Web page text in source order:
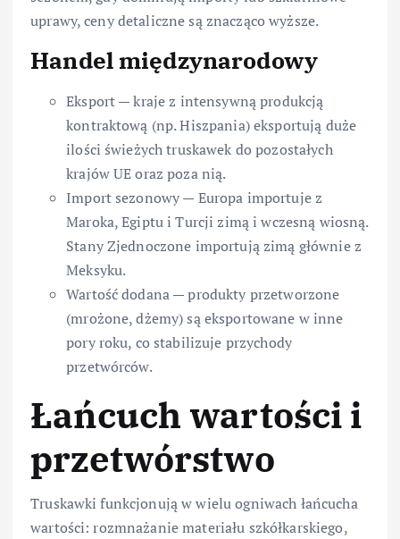
uprawy, ceny detaliczne są znacząco wyższe.
Handel międzynarodowy
Eksport — kraje z intensywną produkcją
kontraktową (np. Hiszpania) eksportują duże
ilości świeżych truskawek do pozostałych
krajów UE oraz poza nią.
Import sezonowy — Europa importuje z
Maroka, Egiptu i Turcji zimą i wczesną wiosną.
Stany Zjednoczone importują zimą głównie z
Meksyku.
Wartość dodana — produkty przetworzone
(mrożone, dżemy) są eksportowane w inne
pory roku, co stabilizuje przychody
przetwórców.
Łańcuch wartości i
przetwórstwo
Truskawki funkcjonują w wielu ogniwach łańcucha
wartości: rozmnażanie materiału szkółkarskiego,